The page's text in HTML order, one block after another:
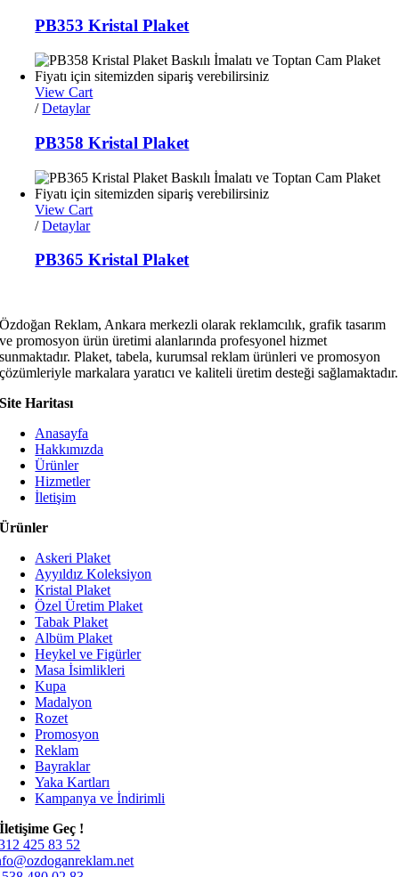
PB353 Kristal Plaket
View Cart
/ Detaylar
PB358 Kristal Plaket
View Cart
/ Detaylar
PB365 Kristal Plaket
Özdoğan Reklam, Ankara merkezli olarak reklamcılık, grafik tasarım
ve promosyon ürün üretimi alanlarında profesyonel hizmet
sunmaktadır. Plaket, tabela, kurumsal reklam ürünleri ve promosyon
çözümleriyle markalara yaratıcı ve kaliteli üretim desteği sağlamaktadır.
Site Haritası
Anasayfa
Hakkımızda
Ürünler
Hizmetler
İletişim
Ürünler
Askeri Plaket
Ayyıldız Koleksiyon
Kristal Plaket
Özel Üretim Plaket
Tabak Plaket
Albüm Plaket
Heykel ve Figürler
Masa İsimlikleri
Kupa
Madalyon
Rozet
Promosyon
Reklam
Bayraklar
Yaka Kartları
Kampanya ve İndirimli
İletişime Geç !
425 83 52